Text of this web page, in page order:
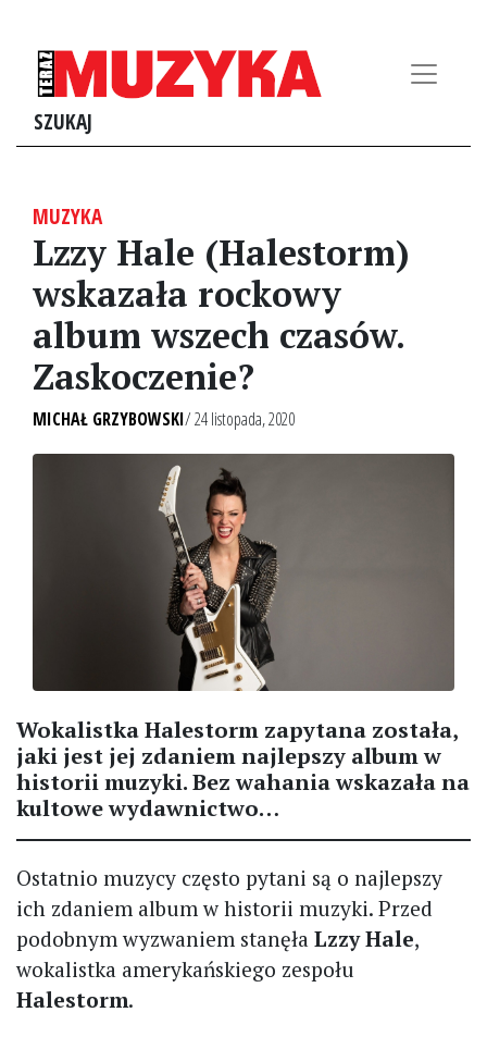
SZUKAJ
MUZYKA
Lzzy Hale (Halestorm)
wskazała rockowy
album wszech czasów.
Zaskoczenie?
MICHAŁ GRZYBOWSKI/ 24 listopada, 2020
Wokalistka Halestorm zapytana została,
jaki jest jej zdaniem najlepszy album w
historii muzyki. Bez wahania wskazała na
kultowe wydawnictwo…
Ostatnio muzycy często pytani są o najlepszy
ich zdaniem album w historii muzyki. Przed
podobnym wyzwaniem stanęła Lzzy Hale,
wokalistka amerykańskiego zespołu
Halestorm.